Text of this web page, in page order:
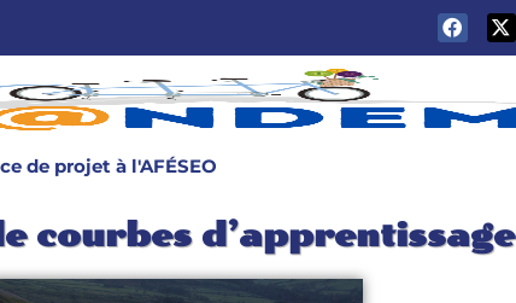
de projet à l'AFÉSEO
courbes d’apprentissage